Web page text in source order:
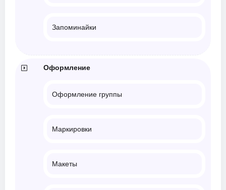
Запоминайки
Оформление
Оформление группы
Маркировки
Макеты